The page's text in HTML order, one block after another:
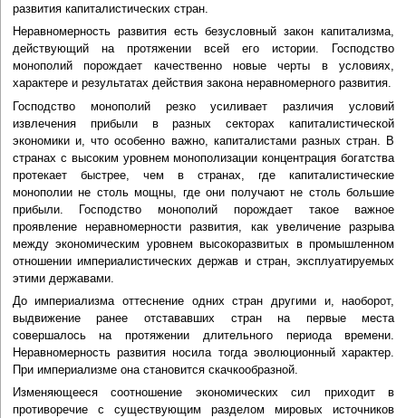
развития капиталистических стран.
Неравномерность развития есть безусловный закон капитализма,
действующий на протяжении всей его истории. Господство
монополий порождает качественно новые черты в условиях,
характере и результатах действия закона неравномерного развития.
Господство монополий резко усиливает различия условий
извлечения прибыли в разных секторах капиталистической
экономики и, что особенно важно, капиталистами разных стран. В
странах с высоким уровнем монополизации концентрация богатства
протекает быстрее, чем в странах, где капиталистические
монополии не столь мощны, где они получают не столь большие
прибыли. Господство монополий порождает такое важное
проявление неравномерности развития, как увеличение разрыва
между экономическим уровнем высокоразвитых в промышленном
отношении империалистических держав и стран, эксплуатируемых
этими державами.
До империализма оттеснение одних стран другими и, наоборот,
выдвижение ранее отстававших стран на первые места
совершалось на протяжении длительного периода времени.
Неравномерность развития носила тогда эволюционный характер.
При империализме она становится скачкообразной.
Изменяющееся соотношение экономических сил приходит в
противоречие с существующим разделом мировых источников